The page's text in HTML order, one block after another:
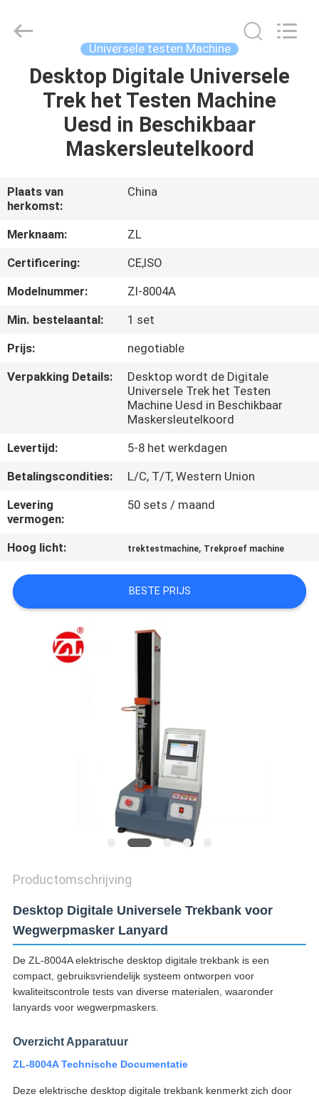
HUIS
PRODUCTEN
ONGEVEER
ONS
FABRIEKSREIS
KWALITEITSCONTROLE
CONTACTEER
NIEUWS
VERZOEK
OM EEN
VR
SHOW
SITEMAP
Technology
Universele testen Machine
Desktop Digitale Universele
Trek het Testen Machine
Uesd in Beschikbaar
Maskersleutelkoord
Plaats van
herkomst:
China
Merknaam:
ZL
Certificering:
CE,ISO
Modelnummer:
Zl-8004A
Min. bestelaantal:
1 set
Prijs:
negotiable
Verpakking Details:
Desktop wordt de Digitale
Universele Trek het Testen
Machine Uesd in Beschikbaar
Maskersleutelkoord
Levertijd:
5-8 het werkdagen
Betalingscondities:
L/C, T/T, Western Union
Levering
vermogen:
50 sets / maand
Hoog licht: trektestmachine, Trekproef machine
BESTE PRIJS
Productomschrijving
Desktop Digitale Universele Trekbank voor
Wegwerpmasker Lanyard
De ZL-8004A elektrische desktop digitale trekbank is een
compact, gebruiksvriendelijk systeem ontworpen voor
kwaliteitscontrole tests van diverse materialen, waaronder
lanyards voor wegwerpmaskers.
Overzicht Apparatuur
ZL-8004A Technische Documentatie
Deze elektrische desktop digitale trekbank kenmerkt zich door